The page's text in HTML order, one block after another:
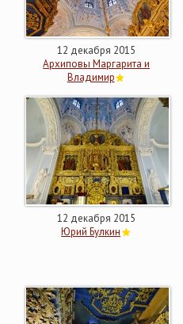
12 декабря 2015
Архиповы Маргарита и
Владимир
12 декабря 2015
Юрий Булкин